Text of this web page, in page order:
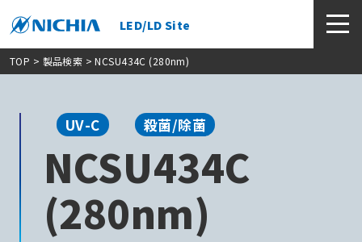
LED/LD Site
TOP > 製品検索 > NCSU434C (280nm)
UV-C 殺菌/除菌
NCSU434C
(280nm)